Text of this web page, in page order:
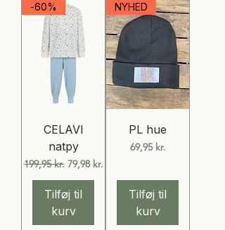
-60%
CELAVI
natpy
Regulær pris
199,95 kr. Salgspris
79,98 kr.
Tilføj til
kurv
NYHED
PL hue
Pris
69,95 kr.
Tilføj til
kurv